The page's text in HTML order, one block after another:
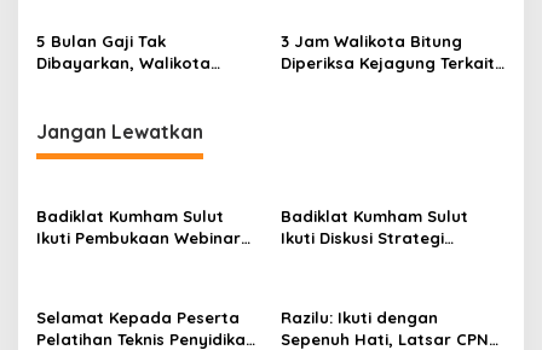
Gaji Mereka !
Walikota Bitung
5 Bulan Gaji Tak
Dibayarkan, Walikota
3 Jam Walikota Bitung
Diperiksa Kejagung Terkait
Jangan Lewatkan
Badiklat Kumham Sulut
Ikuti Pembukaan Webinar
Badiklat Kumham Sulut
Ikuti Diskusi Strategi
Selamat Kepada Peserta
Pelatihan Teknis Penyidikan
Razilu: Ikuti dengan
Sepenuh Hati, Latsar CPNS